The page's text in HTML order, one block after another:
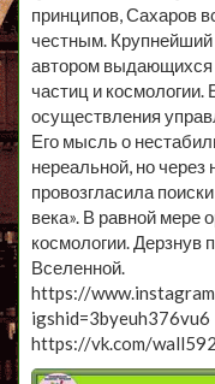
принципов, Сахаров
честным.
автором выдающихся
частиц и
осуществления
Его мысль о
нереальной, но через
провозгласила
века». В равной мере
космологии. Дерзнув
Вселенной.
https://
igshid=3byeuh376vu6
https://vk.com/